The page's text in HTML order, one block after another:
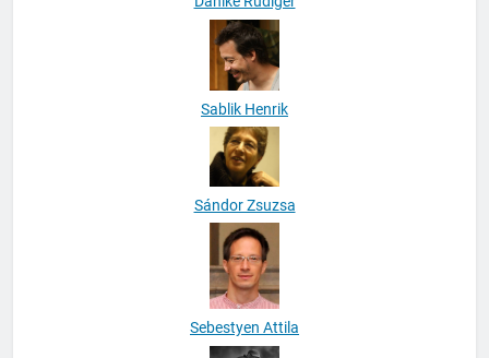
Dahlke Rüdiger
Sablik Henrik
Sándor Zsuzsa
Sebestyen Attila